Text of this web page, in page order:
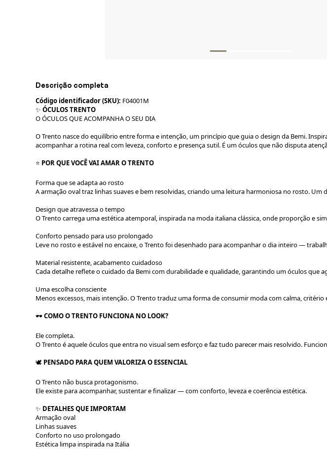
Descrição completa
Código identificador (SKU): F04001M
✨ ÓCULOS TRENTO
O ÓCULOS QUE ACOMPANHA O SEU DIA
O Trento nasce do equilíbrio entre forma e intenção, um princípio que guia o design da Bemi.
acompanhar a rotina real com leveza, conforto e presença sutil. É um óculos que não disputa
⭐️ POR QUE VOCÊ VAI AMAR O TRENTO
Forma que se adapta ao rosto
A armação oval traz linhas suaves e bem resolvidas, criando uma leitura harmoniosa no rosto.
Design que atravessa o tempo
O Trento carrega uma estética atemporal, inspirada na moda italiana clássica, onde proporção e
Conforto pensado para uso prolongado
Leve no rosto e estável no encaixe, o Trento foi desenhado para acompanhar o dia inteiro —
Material resistente, acabamento cuidadoso
Cada detalhe reflete o cuidado da Bemi com durabilidade e qualidade, garantindo um óculos que
Uma escolha consciente
Menos excessos, mais intenção. O Trento traduz uma forma de consumir moda com calma,
🕶️COMO O TRENTO FUNCIONA NO LOOK?
Ele completa.
O Trento é aquele óculos que entra no visual sem esforço e faz tudo parecer mais resolvido.
🕊️ PENSADO PARA QUEM VALORIZA O ESSENCIAL
O Trento não busca protagonismo.
Ele existe para acompanhar, sustentar e finalizar — com conforto, leveza e coerência estética.
✨ DETALHES QUE IMPORTAM
Armação oval
Linhas suaves
Conforto no uso prolongado
Estética limpa inspirada na Itália